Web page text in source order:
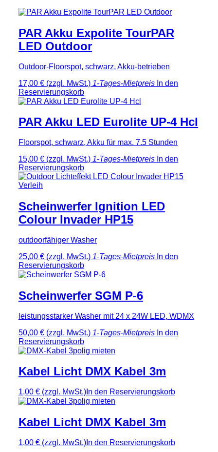
PAR Akku Expolite TourPAR
LED Outdoor
Outdoor-Floorspot, schwarz, Akku-betrieben
17,00 € (zzgl. MwSt.) 1-Tages-Mietpreis In den
Reservierungskorb
PAR Akku LED Eurolite UP-4 Hcl
Floorspot, schwarz, Akku für max. 7.5 Stunden
15,00 € (zzgl. MwSt.) 1-Tages-Mietpreis In den
Reservierungskorb
Scheinwerfer Ignition LED
Colour Invader HP15
outdoorfähiger Washer
25,00 € (zzgl. MwSt.) 1-Tages-Mietpreis In den
Reservierungskorb
Scheinwerfer SGM P-6
leistungsstarker Washer mit 24 x 24W LED, WDMX
50,00 € (zzgl. MwSt.) 1-Tages-Mietpreis In den
Reservierungskorb
Kabel Licht DMX Kabel 3m
1,00 € (zzgl. MwSt.) In den Reservierungskorb
Kabel Licht DMX Kabel 3m
1,00 € (zzgl. MwSt.) In den Reservierungskorb